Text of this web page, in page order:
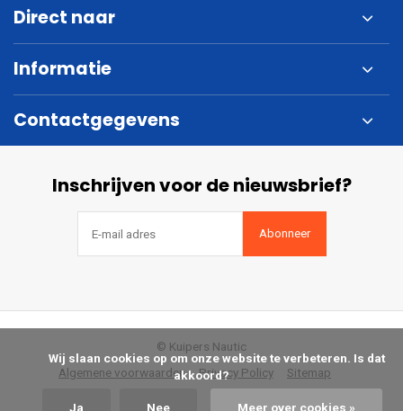
Direct naar
Informatie
Contactgegevens
Inschrijven voor de nieuwsbrief?
Abonneer
Algemene voorwaarden Privacy Policy Sitemap
© Kuipers Nautic
akkoord?
Ja Nee Meer over cookies »